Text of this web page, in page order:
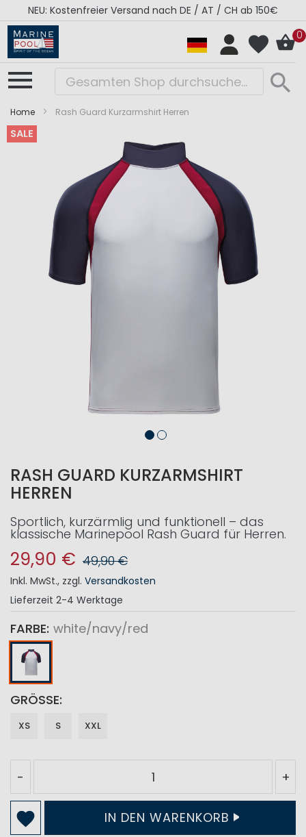
NEU: Kostenfreier Versand nach DE / AT / CH ab 150€
0
Home Rash Guard Kurzarmshirt Herren
SALE
Zum
Bildergalerie
springen
Zum
Bildergalerie
springen
RASH GUARD KURZARMSHIRT
HERREN
Sportlich, kurzärmlig und funktionell – das
klassische Marinepool Rash Guard für Herren.
29,90 € 49,90 €
Inkl. MwSt., zzgl. Versandkosten
Lieferzeit 2-4 Werktage
FARBE white/navy/red
GRÖSSE
XS S XXL
- +
IN DEN WARENKORB